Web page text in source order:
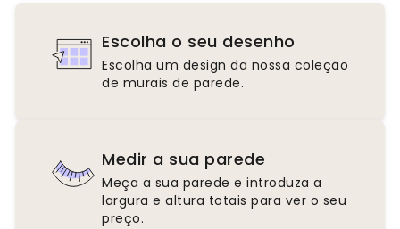
Escolha o seu desenho
Escolha um design da nossa coleção
de murais de parede.
Medir a sua parede
Meça a sua parede e introduza a
largura e altura totais para ver o seu
preço.